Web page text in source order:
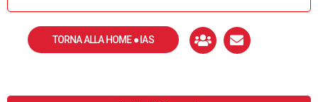
TORNA ALLA HOME ● IAS